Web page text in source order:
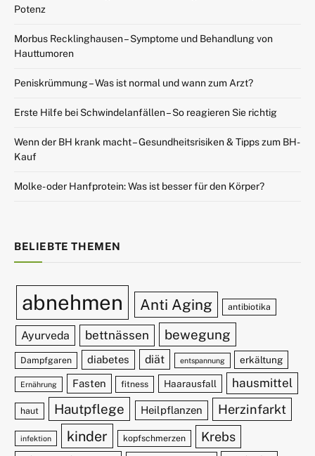
Potenz
Morbus Recklinghausen – Symptome und Behandlung von
Hauttumoren
Peniskrümmung – Was ist normal und wann zum Arzt?
Erste Hilfe bei Schwindelanfällen – So reagieren Sie richtig
Wenn der BH krank macht – Gesundheitsrisiken & Tipps zum BH-
Kauf
Molke- oder Hanfprotein: Was ist besser für den Körper?
BELIEBTE THEMEN
abnehmen Anti Aging antibiotika
Ayurveda bettnässen bewegung
Dampfgaren diabetes diät entspannung erkältung
Ernährung Fasten fitness Haarausfall hausmittel
haut Hautpflege Heilpflanzen Herzinfarkt
infektion kinder kopfschmerzen Krebs